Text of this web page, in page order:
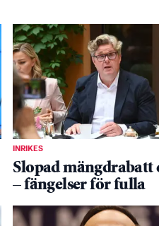
INRIKES
Slopad mängdrabatt
– fängelser för fulla